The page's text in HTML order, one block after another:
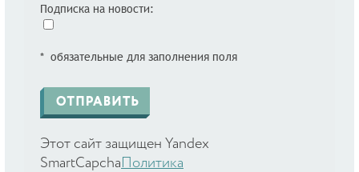
Подписка на новости:
* обязательные для заполнения поля
Этот сайт защищен Yandex
SmartCapcha Политика